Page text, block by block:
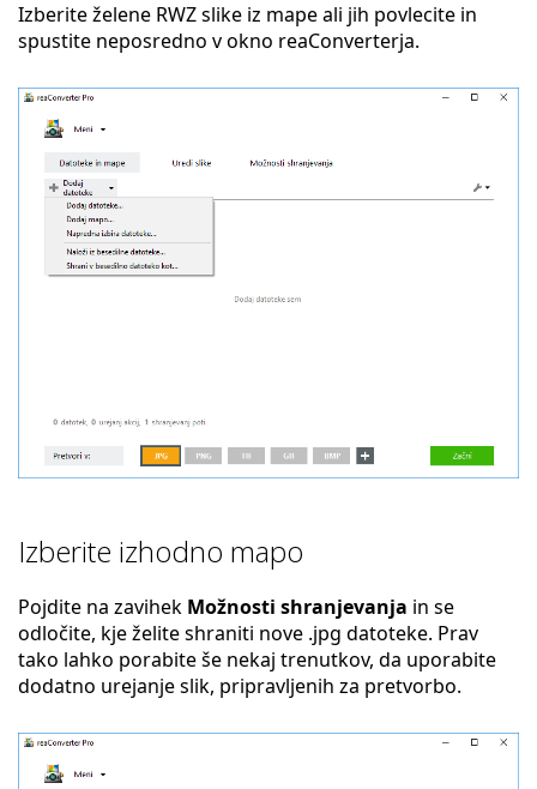
Izberite želene RWZ slike iz mape ali jih povlecite in
spustite neposredno v okno reaConverterja.
Izberite izhodno mapo
Pojdite na zavihek Možnosti shranjevanja in se
odločite, kje želite shraniti nove .jpg datoteke. Prav
tako lahko porabite še nekaj trenutkov, da uporabite
dodatno urejanje slik, pripravljenih za pretvorbo.